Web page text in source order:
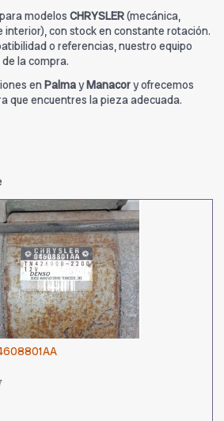
modelos CHRYSLER(mecánica,
interior), con stock en constante rotación.
o referencias, nuestro equipo
la compra.
en PalmayManacory ofrecemos
que encuentres la pieza adecuada.